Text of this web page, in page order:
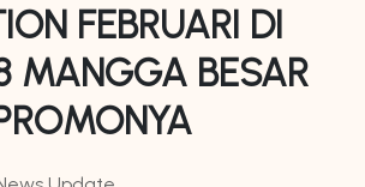
FEBRUARI DI
MANGGA BESAR